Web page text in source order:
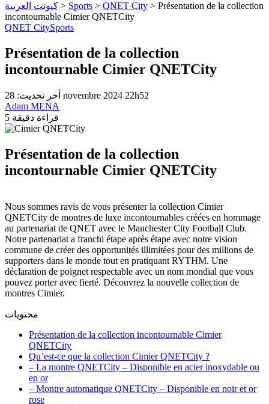
كيونت العربية > Sports > QNET City > Présentation de la collection
incontournable Cimier QNETCity
QNET CitySports
Présentation de la collection
incontournable Cimier QNETCity
آخر تحديث: 28 novembre 2024 22h52
Adam MENA
5 قراءة دقيقة
Présentation de la collection
incontournable Cimier QNETCity
Nous sommes ravis de vous présenter la collection Cimier
QNETCity de montres de luxe incontournables créées en hommage
au partenariat de QNET avec le Manchester City Football Club.
Notre partenariat a franchi étape après étape avec notre vision
commune de créer des opportunités illimitées pour des millions de
supporters dans le monde tout en pratiquant RYTHM. Une
déclaration de poignet respectable avec un nom mondial que vous
pouvez porter avec fierté. Découvrez la nouvelle collection de
montres Cimier.
محتويات
Présentation de la collection incontournable Cimier
QNETCity
Qu’est-ce que la collection Cimier QNETCity ?
– La montre QNETCity – Disponible en acier inoxydable ou
en or
– Montre automatique QNETCity – Disponible en noir et or
rose